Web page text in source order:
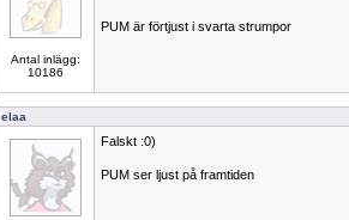
Antal inlägg:
10186
PUM är förtjust i svarta strumpor
elaa
Falskt :0)
PUM ser ljust på framtiden